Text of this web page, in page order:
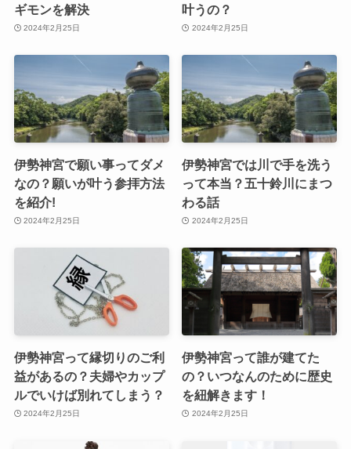
ギモンを解決
2024年2月25日
叶うの？
2024年2月25日
伊勢神宮で願い事ってダメ
なの？願いが叶う参拝方法
を紹介!
2024年2月25日
伊勢神宮では川で手を洗う
って本当？五十鈴川にまつ
わる話
2024年2月25日
伊勢神宮って縁切りのご利
益があるの？夫婦やカップ
ルでいけば別れてしまう？
2024年2月25日
伊勢神宮って誰が建てた
の？いつなんのために歴史
を紐解きます！
2024年2月25日